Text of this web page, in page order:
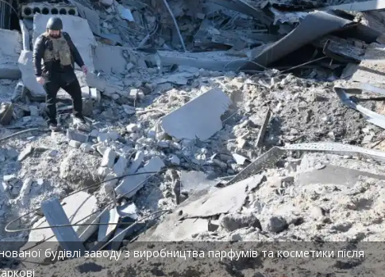
будівлі заводу з виробництва парфумів та косметики після